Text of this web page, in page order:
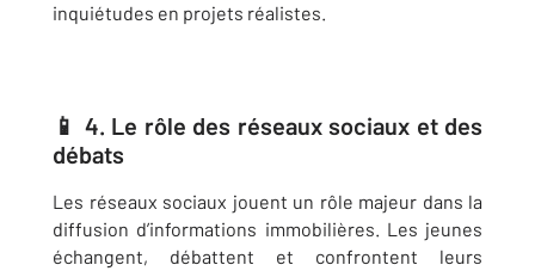
inquiétudes en projets réalistes.
📱 4. Le rôle des réseaux sociaux et des
débats
Les réseaux sociaux jouent un rôle majeur dans la
diffusion d’informations immobilières. Les jeunes
échangent, débattent et confrontent leurs